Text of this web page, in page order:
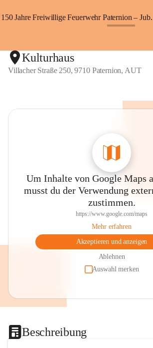
150 Jahre
Kulturhaus
Villacher Straße 250, 9710 Paternion, AUT
Um Inhalte von Google Maps
musst du der Verwendung
zustimmen.
https://www.google.com/maps
Mehr erfahren
Akzeptieren und anzeigen
Ablehnen
Auswahl merken
Beschreibung